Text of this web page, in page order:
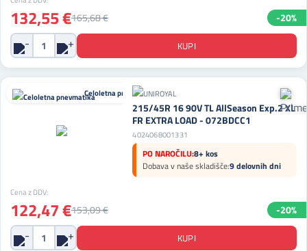
132,55 €165,68 € -20%
Celoletna pnevmatika
215/45R 16 90V TL AllSeason Exp.2 XL
FR EXTRA LOAD - 072BDCC1
4024068001331
PO NAROČILU:8+ kos
Dobava v naše skladišče:9 delovnih dni
Cena z DDV:
122,47 €153,09 € -20%